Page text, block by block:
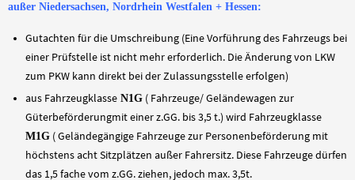
außer Niedersachsen, Nordrhein Westfalen + Hessen:
Gutachten für die Umschreibung (Eine Vorführung des Fahrzeugs bei
einer Prüfstelle ist nicht mehr erforderlich. Die Änderung von LKW
zum PKW kann direkt bei der Zulassungsstelle erfolgen)
aus FahrzeugklasseN1G( Fahrzeuge/ Geländewagen zur
Güterbeförderungmit einer z.GG. bis 3,5 t.) wird Fahrzeugklasse
M1G( Geländegängige Fahrzeuge zur Personenbeförderung mit
höchstens acht Sitzplätzen außer Fahrersitz. Diese Fahrzeuge dürfen
das 1,5 fache vom z.GG. ziehen, jedoch max. 3,5t.